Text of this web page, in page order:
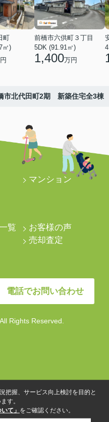
町
㎡)
前橋市六供町３丁目
5DK (91.91㎡)
1,400万円
市北代田町2期 新築住宅全3棟
マンション
覧
お客様の声
売却査定
電話でお問い合わせ
Rights Reserved.
把握、サービス向上検討を目的と
す。
て」 をご確認ください。